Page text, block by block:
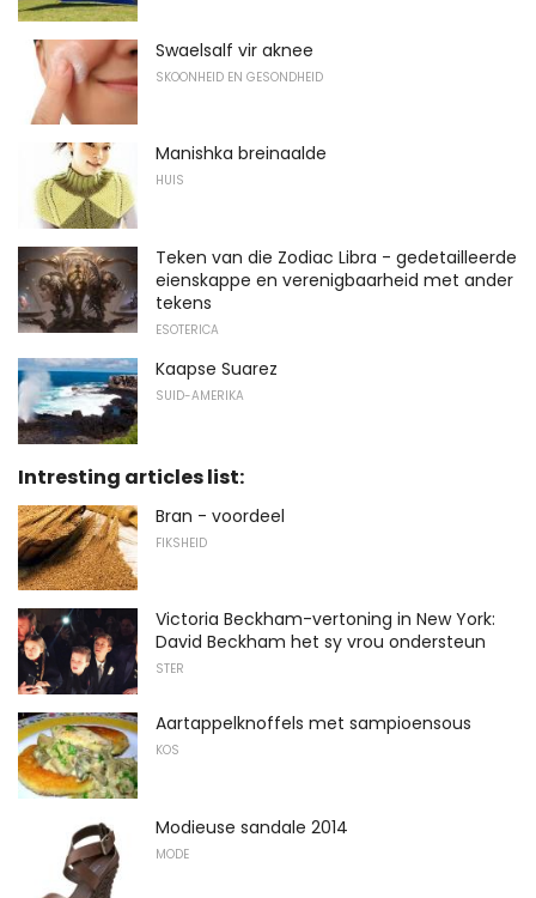
Swaelsalf vir aknee
SKOONHEID EN GESONDHEID
Manishka breinaalde
HUIS
Teken van die Zodiac Libra - gedetailleerde
eienskappe en verenigbaarheid met ander
tekens
ESOTERICA
Kaapse Suarez
SUID-AMERIKA
Intresting articles list:
Bran - voordeel
FIKSHEID
Victoria Beckham-vertoning in New York:
David Beckham het sy vrou ondersteun
STER
Aartappelknoffels met sampioensous
KOS
Modieuse sandale 2014
MODE